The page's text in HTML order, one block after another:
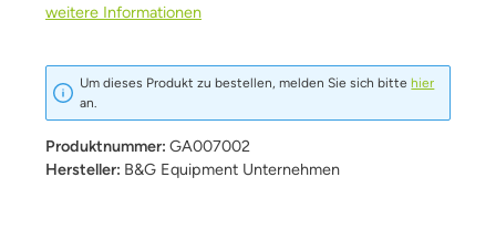
weitere Informationen
Um dieses Produkt zu bestellen, melden Sie sich bitte hier
an.
Produktnummer: GA007002
Hersteller: B&G Equipment Unternehmen